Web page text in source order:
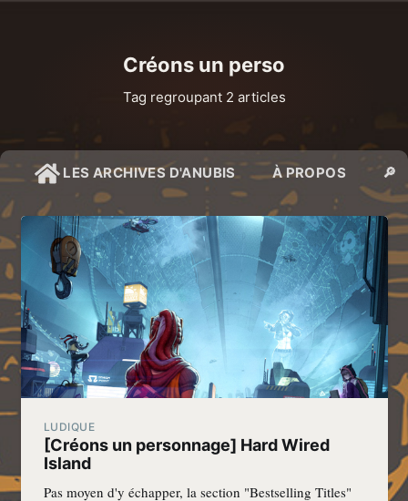
LES ARCHIVES D'ANUBIS À PROPOS 🔎
Créons un perso
Tag regroupant 2 articles
LUDIQUE
[Créons un personnage] Hard Wired
Island
Pas moyen d'y échapper, la section "Bestselling Titles"